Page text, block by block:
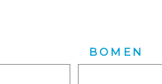
BOMEN